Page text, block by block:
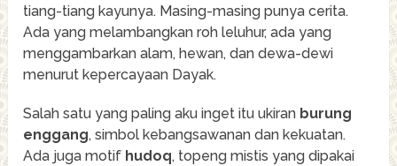
tiang-tiang kayunya. Masing-masing punya cerita.
Ada yang melambangkan roh leluhur, ada yang
menggambarkan alam, hewan, dan dewa-dewi
menurut kepercayaan Dayak.
Salah satu yang paling aku inget itu ukiran burung
enggang, simbol kebangsawanan dan kekuatan.
Ada juga motif hudoq, topeng mistis yang dipakai